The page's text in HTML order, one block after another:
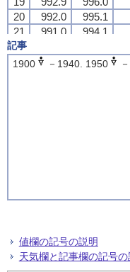
20
992.0 995.1
21
991.0 994.1
22
23
990.9 994.0
20
992.0 995.1
21
991.0 994.1
22
23
990.9 994.0
20
992.0 995.1
21
991.0 994.1
22
23
990.9 994.0
20
992.0 995.1
21
991.0 994.1
22
23
990.9 994.0
記事
1900
－1940. 1950 －
値欄の記号の説明
天気欄と記事欄の記号の